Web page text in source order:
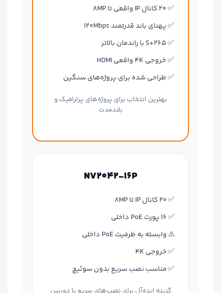
✅ 20 کانال IP واقعی تا 8MP
✅ پهنای باند قدرتمند 120Mbps
✅ S+265 با راندمان بالاتر
✅ خروجی 4K واقعی HDMI
✅ طراحی شده برای پروژه‌های سنگین
بهترین انتخاب برای پروژه‌های پرترافیک و
بلندمدت
NV2042‑16P
✅ 20 کانال IP تا 8MP
✅ 16 پورت PoE داخلی
⚠️ وابسته به ظرفیت PoE داخلی
✅ خروجی 4K
✅ مناسب نصب سریع بدون سوئیچ
گزینه ایده‌آل برای نصب‌های سریع با دوربین